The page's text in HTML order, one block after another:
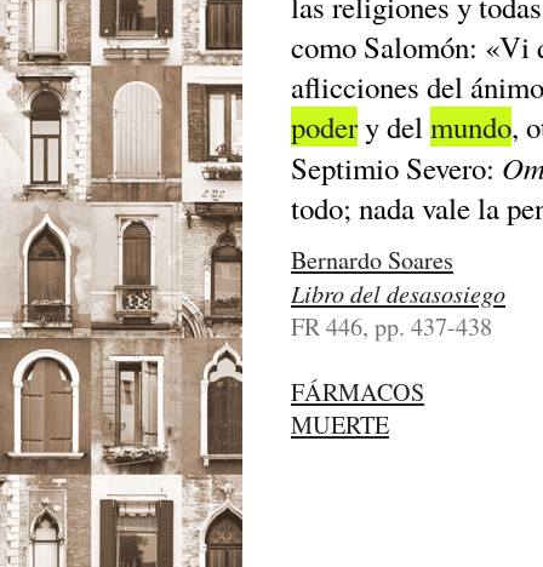
como Salomón: «Vi
aflicciones del
podery delmundo,
Septimio Severo:
todo; nada vale la
Bernardo Soares
Libro del desasosiego
FR 446, pp. 437-438
FÁRMACOS
MUERTE